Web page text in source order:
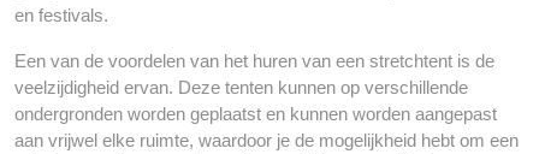
en festivals.
Een van de voordelen van het huren van een stretchtent is de
veelzijdigheid ervan. Deze tenten kunnen op verschillende
ondergronden worden geplaatst en kunnen worden aangepast
aan vrijwel elke ruimte, waardoor je de mogelijkheid hebt om een